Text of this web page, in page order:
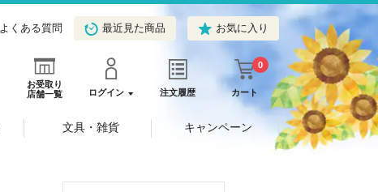
よくある質問 最近見た商品 お気に入り
お受取り
店舗一覧
ログイン 注文履歴 カート
0
文具・雑貨 キャンペーン